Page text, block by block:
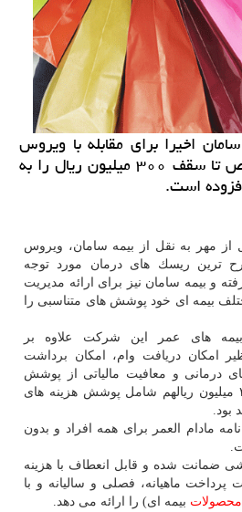
اخیرا برای مقابله با ویروس
كرونا پوشش امراض خاص تا سقف ۳۰۰ میلیون ریال را به
است.
از مهر به نقل از بیمه سامان، ویروس
ترین ریسك های درمان مورد توجه
و بیمه سامان نیز برای ارائه مدیریت
بیمه ای خود پوشش های متناسبی را
بیمه های عمر این شركت علاوه بر
امكان دریافت وام، امكان برداشت
درمانی و معافیت مالیاتی از پوشش
امراض خاص تا سقف ۳۰۰ میلیون ریالهم شامل پوشش هزینه های
بود.
مادام العمر برای همه افراد و بدون
ضمانت شده و قابل انعطاف با هزینه
ماهیانه، فصلی و سالیانه و با
محصولات بیمه ای) را ارائه می دهد.